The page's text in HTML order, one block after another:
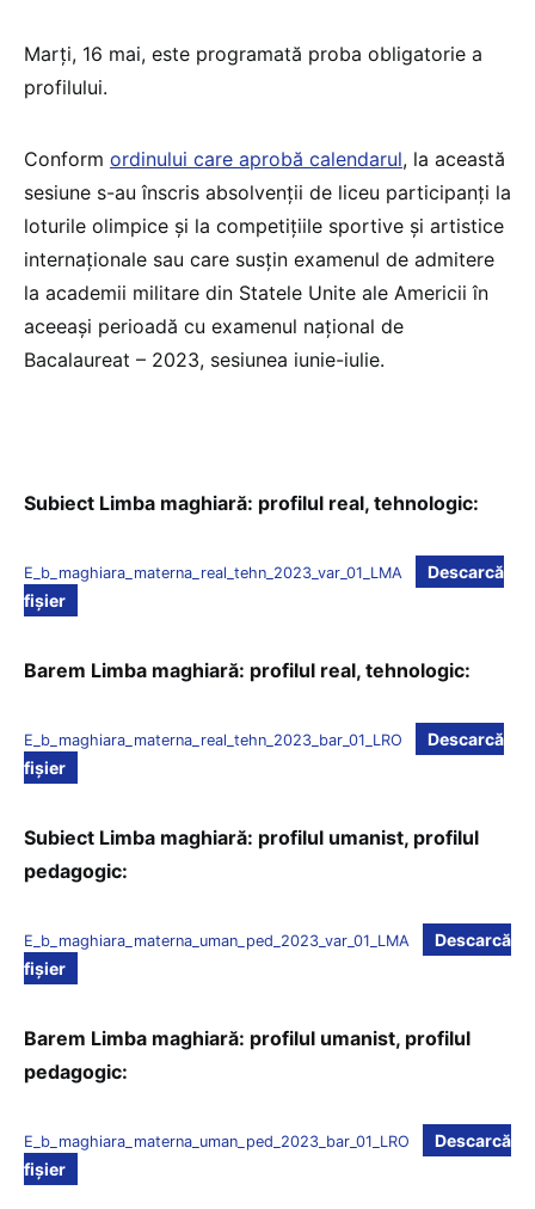
Marți, 16 mai, este programată proba obligatorie a
profilului.
Conform ordinului care aprobă calendarul, la această
sesiune s-au înscris absolvenții de liceu participanți la
loturile olimpice și la competițiile sportive și artistice
internaționale sau care susțin examenul de admitere
la academii militare din Statele Unite ale Americii în
aceeași perioadă cu examenul național de
Bacalaureat – 2023, sesiunea iunie-iulie.
Subiect Limba maghiară: profilul real, tehnologic:
E_b_maghiara_materna_real_tehn_2023_var_01_LMA
Descarcă
fișier
Barem Limba maghiară: profilul real, tehnologic:
E_b_maghiara_materna_real_tehn_2023_bar_01_LRO
Descarcă
fișier
Subiect Limba maghiară: profilul umanist, profilul
pedagogic:
E_b_maghiara_materna_uman_ped_2023_var_01_LMA
Descarcă
fișier
Barem Limba maghiară: profilul umanist, profilul
pedagogic:
E_b_maghiara_materna_uman_ped_2023_bar_01_LRO
Descarcă
fișier